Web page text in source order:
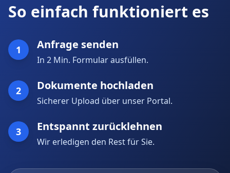
So einfach funktioniert es
1 Anfrage senden
In 2 Min. Formular ausfüllen.
2 Dokumente hochladen
Sicherer Upload über unser Portal.
3 Entspannt zurücklehnen
Wir erledigen den Rest für Sie.